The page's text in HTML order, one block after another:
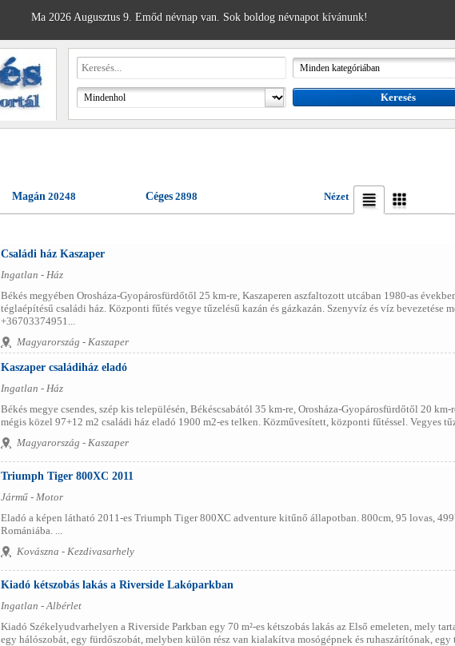
Ma 2026 Augusztus 9. Emőd névnap van. Sok boldog névnapot kívánunk!
Magán20248 Céges2898 Nézet
Családi ház Kaszaper
Ingatlan - Ház
Békés megyében Orosháza-Gyopárosfürdőtől 25 km-re, Kaszaperen aszfaltozott utcában 1980-as
téglaépítésű családi ház. Központi fűtés vegye tűzelésű kazán és gázkazán. Szenyvíz és víz bevezetése
+36703374951...
Magyarország - Kaszaper
Kaszaper családiház eladó
Ingatlan - Ház
Békés megye csendes, szép kis településén, Békéscsabától 35 km-re, Orosháza-Gyopárosfürdőtől 20
mégis közel 97+12 m2 családi ház eladó 1900 m2-es telken. Közművesített, központi fűtéssel. Vegyes
Magyarország - Kaszaper
Triumph Tiger 800XC 2011
Jármű - Motor
Eladó a képen látható 2011-es Triumph Tiger 800XC adventure kitűnő állapotban. 800cm, 95 lovas,
Romániába. ...
Kovászna - Kezdivasarhely
Kiadó kétszobás lakás a Riverside Lakóparkban
Ingatlan - Albérlet
Kiadó Székelyudvarhelyen a Riverside Parkban egy 70 m²-es kétszobás lakás az Első emeleten, mely
egy hálószobát, egy fürdőszobát, melyben külön rész van kialakítva mosógépnek és ruhaszárítónak, egy